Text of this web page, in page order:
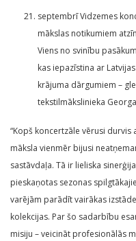
septembrī Vidzemes
mākslas notikumiem
Viens no svinību
kas iepazīstina ar
krājuma dārgumiem –
tekstilmākslinieka
“Kopš koncertzāle vērusi
māksla vienmēr bijusi
sastāvdaļa. Tā ir lieliska
pieskaņotas sezonas
varējām parādīt vairākas
kolekcijas. Par šo sadarbību
misiju – veicināt profesionālās